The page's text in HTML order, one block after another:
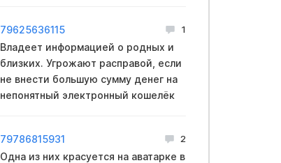
79625636115 1
Владеет информацией о родных и
близких. Угрожают расправой, если
не внести большую сумму денег на
непонятный электронный кошелёк
79786815931 2
Одна из них красуется на аватарке в